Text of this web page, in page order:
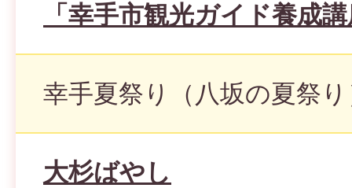
「幸手市観光ガイド養成
幸手夏祭り（八坂の夏祭
大杉ばやし